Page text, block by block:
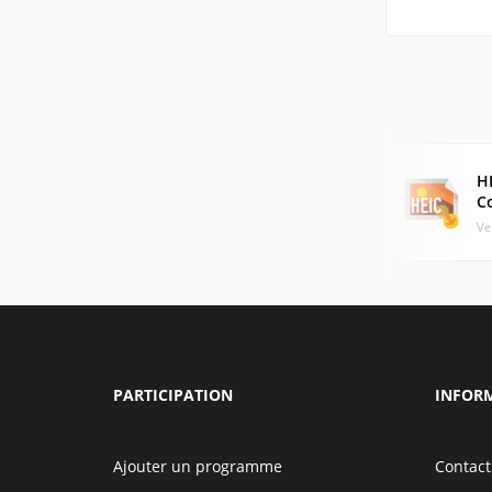
PARTICIPATION
Ajouter un programme Contact